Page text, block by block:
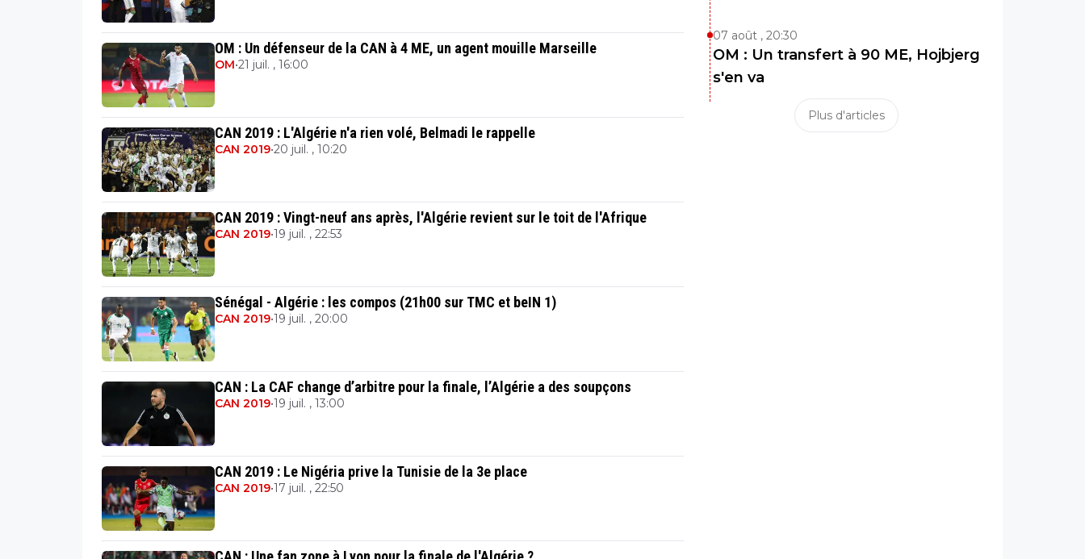
OM : Un défenseur de la CAN à 4 ME, un agent mouille Marseille
OM•21 juil. , 16:00
CAN 2019 : L'Algérie n'a rien volé, Belmadi le rappelle
CAN 2019•20 juil. , 10:20
CAN 2019 : Vingt-neuf ans après, l'Algérie revient sur le toit de l'Afrique
CAN 2019•19 juil. , 22:53
Sénégal - Algérie : les compos (21h00 sur TMC et beIN 1)
CAN 2019•19 juil. , 20:00
CAN : La CAF change d’arbitre pour la finale, l’Algérie a des soupçons
CAN 2019•19 juil. , 13:00
CAN 2019 : Le Nigéria prive la Tunisie de la 3e place
CAN 2019•17 juil. , 22:50
07 août , 20:30
OM : Un transfert à 90 ME, Hojbjerg
s'en va
Plus d'articles